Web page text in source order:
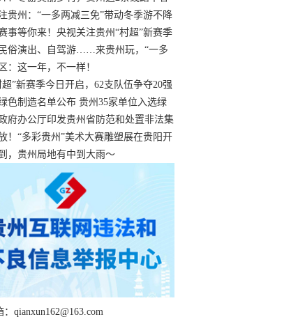
贵州：“一多两减三免”带动冬季游不降
事等你来！央视关注贵州“村超”新赛季
”
俗演出、自驾游……来贵州玩，“一多
”！
：这一年，不一样！
超”新赛季今日开启，62支队伍争夺20强
色制造名单公布 贵州35家单位入选绿
府办公厅印发贵州省防范和处置非法集
施细则
！“多彩贵州”美术大赛雕塑展在贵阳开
至1月19日
，贵州局地有中到大雨～
qianxun162@163.com